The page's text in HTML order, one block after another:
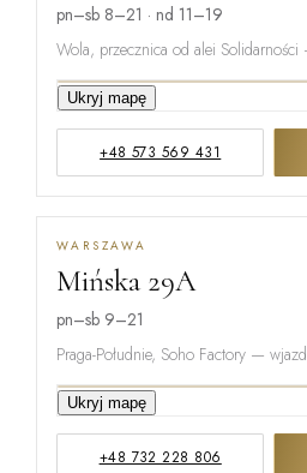
pn–sb 8–21 · nd 11–19
Wola, przecznica od alei
Ukryj mapę
+48 573 569 431
WARSZAWA
Mińska 29A
pn–sb 9–21
Praga-Południe, Soho Factory —
ŻUPNICZA
Ukryj mapę
+48 732 228 806